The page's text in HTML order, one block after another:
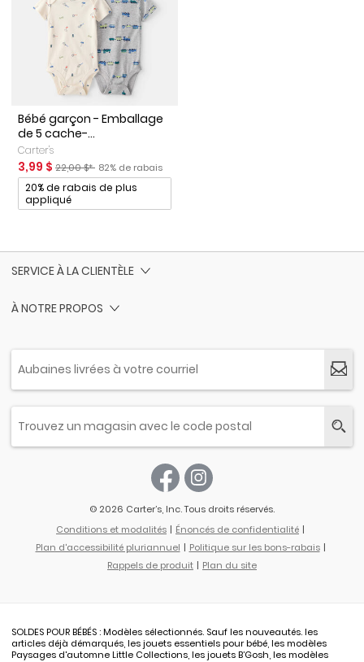
Bébé garçon - Emballage
de 5 cache-...
Carter's
Prix de solde
3,99 $ Prix ​​de détail suggéré par le fabricant
22,00 $* Pourcentage de rabais
82% de rabais
Promotions
20% de rabais de plus
appliqué
SERVICE À LA CLIENTÈLE
À NOTRE PROPOS
© 2026 Carter’s, Inc. Tous droits réservés.
Conditions et modalités
Énoncés de confidentialité
Plan d'accessibilité pluriannuel
Politique sur les bons-rabais
Rappels de produit
Plan du site
SOLDES POUR BÉBÉS : Modèles sélectionnés. Sauf les nouveautés. les
articles déjà démarqués, les jouets essentiels pour bébé, les modèles
Paysages d'automne Little Collections, les jouets B’Gosh, les modèles